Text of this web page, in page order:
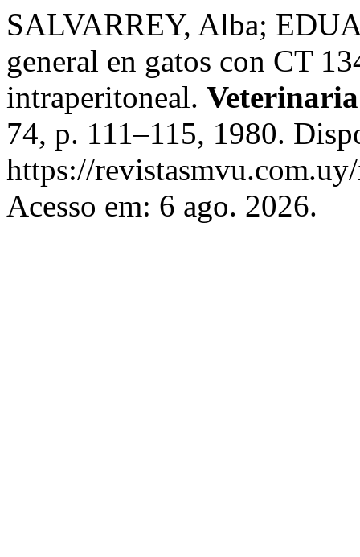
SALVARREY, Alba;
general en gatos con CT
intraperitoneal.
74, p. 111–115, 1980.
https://
Acesso em: 6 ago. 2026.